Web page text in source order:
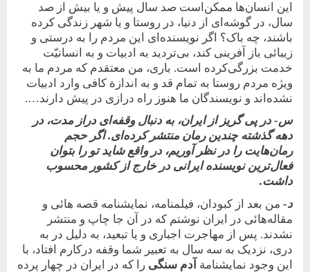
این انسان‌ها ممکن‌است صد سال پیش و یا بیش از صد
سال، در گوشه‌ای از دنیا، در روستا و یا شهر زندگی کرده
باشند، چه باک؟ اگر نویسنده‌ای این مردم را به درستی و
زیبائی باز آفرینی کند، بی‌تردید به ادبیات و به ‌انسانیّت
خدمت بزرگی‌کرده است. باری، من معتقدم که مردم ما به
‌ویژه مردم روستا به تمام قد و به اندازة کافی وارد ادبیات
نشده‌اند و نویسندگان ما هنوز راه درازی در پیش دارند….
س- در پی گریز از ایران، به دنبال وقفه‌ای دراز مدت، در
دهه گذشته چندین رمان منتشر کرده‌ای. اگر حجم
رمان‌هایت را در نظر آوریم، در واقع شاید تو را بتوان
فعال‌ترین نویسنده ایرانی در خارج از کشور محسوب
داشت.
د- من بعد از کبودان، فیلمنامه، نمایشنامه قصه هائی و
مقاله‌هائی در ایران نوشتم که در آن جا چاپ و منتشر
نشدند. پس از مهاجرت اجباری و یا تبعید، به دلیل در به
دری، نزدیک به سه سال به تعبیر شما وقفه در‌کارم افتاد، با
این وجود نمایشنامة آدم سنگی را که در ایران در چهار پرده